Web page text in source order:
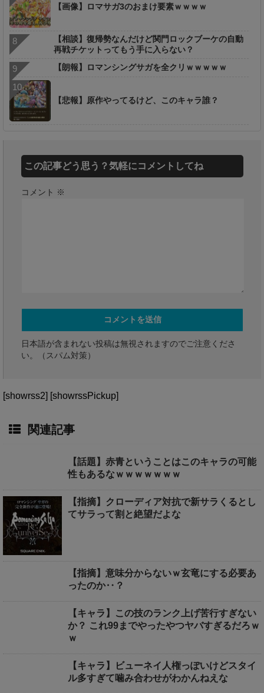
【画像】ロマサガ3のおまけ要素ｗｗｗｗ
【相談】復帰勢なんだけど関門ロックブーケの自動
再戦チケットってもう手に入らない？
【朗報】ロマンシングサガを全クリｗｗｗｗｗ
【悲報】原作やってるけど、このキャラ誰？
この記事どう思う？気軽にコメントしてね
コメント ※
日本語が含まれない投稿は無視されますのでご注意くださ
い。（スパム対策）
[showrss2] [showrssPickup]
関連記事
【話題】赤青ということはこのキャラの可能
性もあるなｗｗｗｗｗｗｗ
【指摘】クローディア対抗で新サラくるとし
てサラって割と絶望だよな
【指摘】意味分からないｗ玄竜にする必要あ
ったのか‥？
【キャラ】この技のランク上げ苦行すぎない
か？ これ99までやったやつヤバすぎるだろｗ
ｗ
【キャラ】ビューネイ人権っぽいけどスタイ
ル多すぎて噛み合わせがわかんねえな